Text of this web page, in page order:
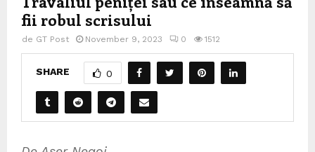
fii robul scrisului
de GT Post November 9, 2023 0 1512
SHARE 0